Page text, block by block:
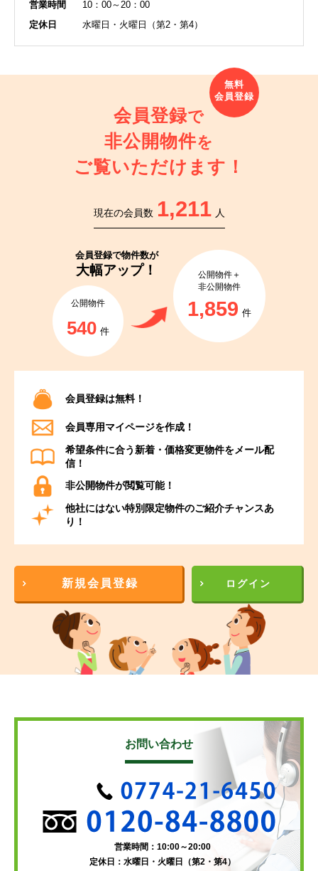
営業時間
10：00～20：00
定休日
水曜日・火曜日（第2・第4）
会員登録で
非公開物件を
ご覧いただけます！
現在の会員数 1,211 人
会員登録で物件数が
大幅アップ！
公開物件
540 件
公開物件＋
非公開物件
1,859 件
会員登録は無料！
会員専用マイページを作成！
希望条件に合う新着・価格変更物件をメール配
信！
非公開物件が閲覧可能！
他社にはない特別限定物件のご紹介チャンスあ
り！
新規会員登録 ログイン
お問い合わせ
営業時間：10:00～20:00
定休日：水曜日・火曜日（第2・第4）